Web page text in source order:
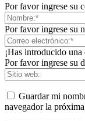
Por favor ingrese su
Por favor ingrese su
¡Has introducido
Por favor ingrese su
Guardar mi
navegador la